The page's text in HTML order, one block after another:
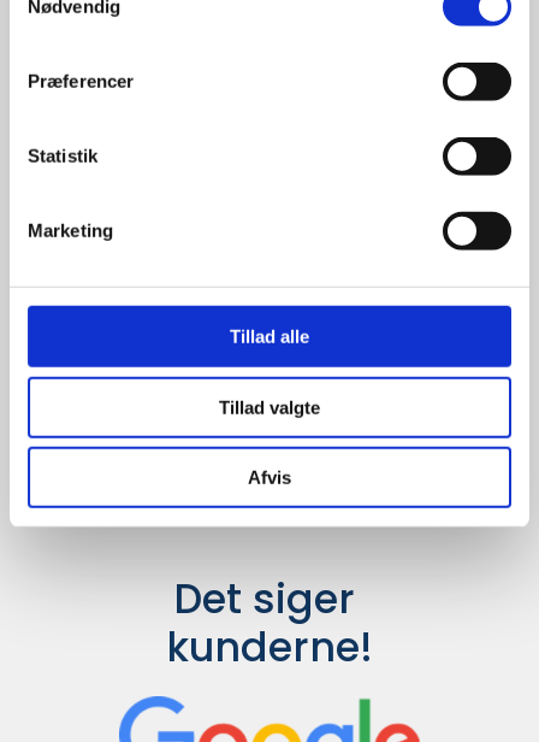
Nødvendig
Præferencer
Statistik
Marketing
Tillad alle
Tillad valgte
Afvis
Udvalget er langt større, så har I en
idé til et konkret produkt, eller et
helt særligt ønske, så send en
forespørgsel tilinfo@syddesign.dk,
så finder vi det helt rigtige produkt
til en konkurrence dygtig pris.
Det siger
kunderne!